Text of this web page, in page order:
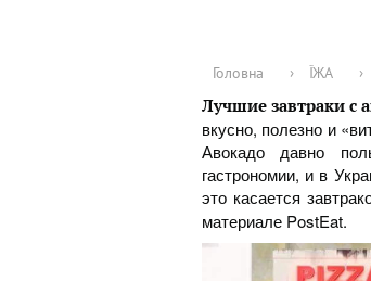
Головна › ЇЖА ›
Лучшие завтраки с
вкусно, полезно и
Авокадо давно
гастрономии, и в
это касается
материале PostEat.